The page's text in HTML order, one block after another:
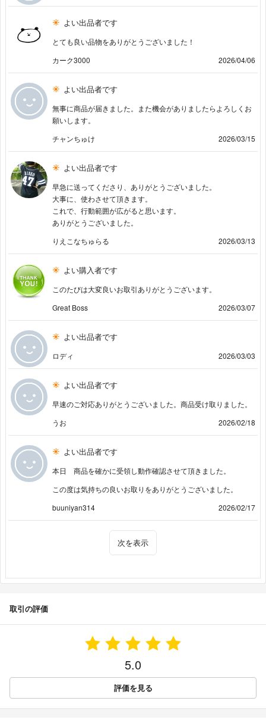
よい出品者です
とても良い品物をありがとうございました！
カーク3000
2026/04/06
よい出品者です
無事に商品が届きました。また機会がありましたらよろしくお
願いします。
チャンちゅけ
2026/03/15
よい出品者です
早急に送ってくださり、ありがとうございました。
大事に、使わさせて頂きます。
これで、行動範囲が広がると思います。
ありがとうございました。
りえこなちゅらる
2026/03/13
よい購入者です
このたびは大変良いお取引ありがとうございます。
Great Boss
2026/03/07
よい出品者です
ロディ 2026/03/03
よい出品者です
早速のご対応ありがとうございました。商品受け取りました。
うお
2026/02/18
よい出品者です
本日 商品を確かに受領し動作確認させて頂きました。
この度は気持ちの良いお取りをありがとうございました。
buuniyan314
2026/02/17
次を表示
取引の評価
5.0
評価を見る